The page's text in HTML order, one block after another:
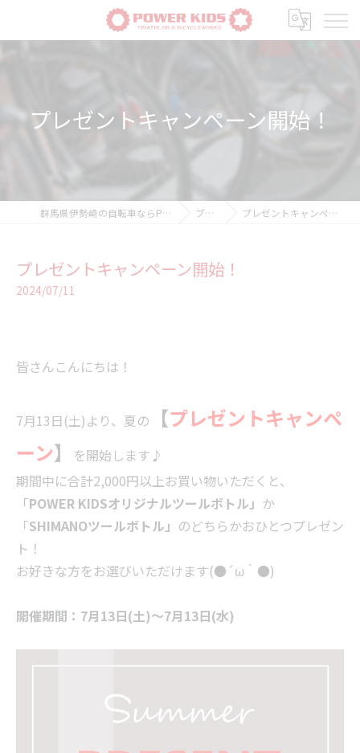
プレゼントキャンペーン開始！
群馬県伊勢崎の自転車ならPOWER-KIDS ブログ プレゼントキャンペーン開始！
プレゼントキャンペーン開始！
2024/07/11
皆さんこんにちは！
7月13日(土)より、夏の 【プレゼントキャンペ
ーン】
を開始します♪
期間中に合計2,000円以上お買い物いただくと、
「POWER KIDSオリジナルツールボトル」 か
「SHIMANOツールボトル」 のどちらかおひとつプレゼン
ト！
お好きな方をお選びいただけます(●´ω｀●)
開催期間：7月13日(土)～7月13日(水)